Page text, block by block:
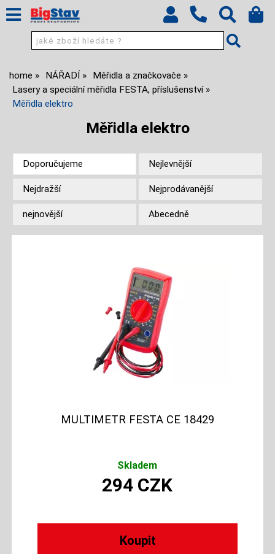
home NÁŘADÍ
Měřidla a značkovače
Lasery a speciální měřidla FESTA, příslušenství
Měřidla elektro
Měřidla elektro
Doporučujeme Nejlevnější
Nejdražší Nejprodávanější
nejnovější Abecedně
MULTIMETR FESTA CE 18429
Skladem
294 CZK